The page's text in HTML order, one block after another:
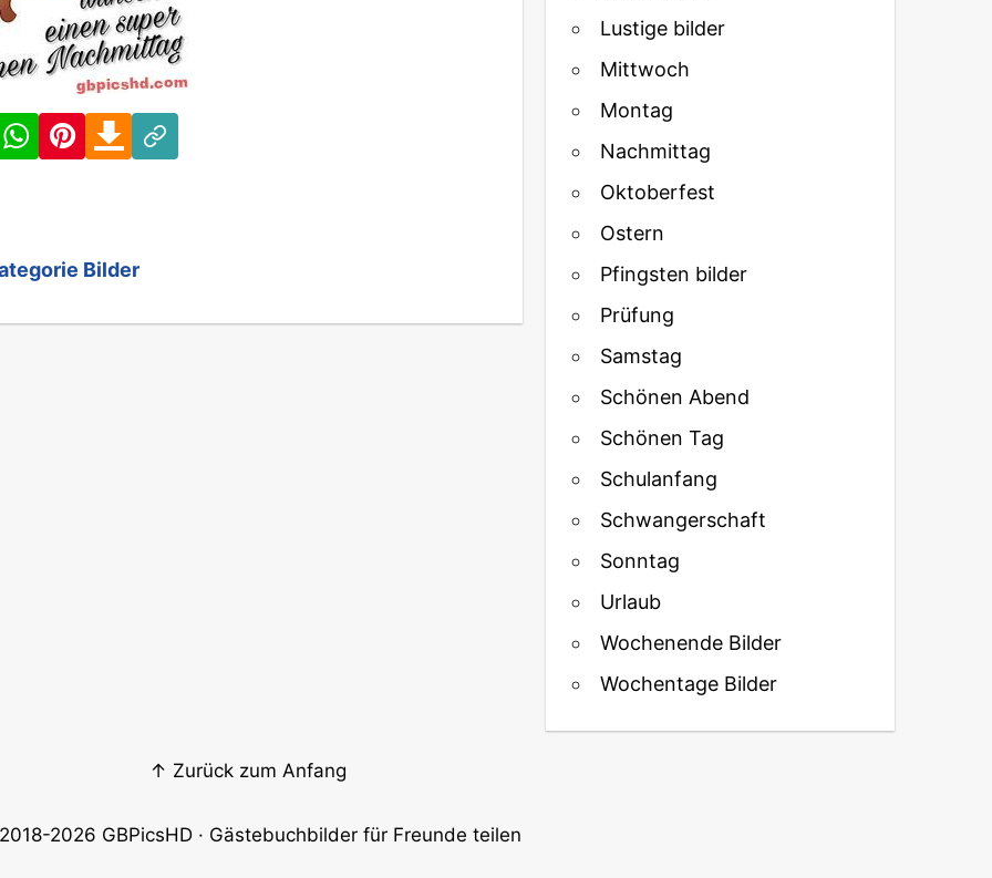
WhatsAppPinterestDownload
Link
Bilder
Lustige bilder
Mittwoch
Montag
Nachmittag
Oktoberfest
Ostern
Pfingsten bilder
Prüfung
Samstag
Schönen Abend
Schönen Tag
Schulanfang
Schwangerschaft
Sonntag
Urlaub
Wochenende Bilder
Wochentage Bilder
↑ Zurück zum Anfang
2026 GBPicsHD· Gästebuchbilder für Freunde teilen